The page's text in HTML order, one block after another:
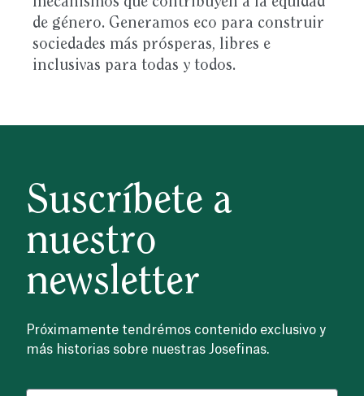
de género. Generamos eco para construir
sociedades más prósperas, libres e
inclusivas para todas y todos. ​
Suscríbete a
nuestro
newsletter
Próximamente tendrémos contenido exclusivo y
más historias sobre nuestras Josefinas.